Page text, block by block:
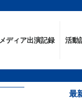
メディア出演記録 活動
最